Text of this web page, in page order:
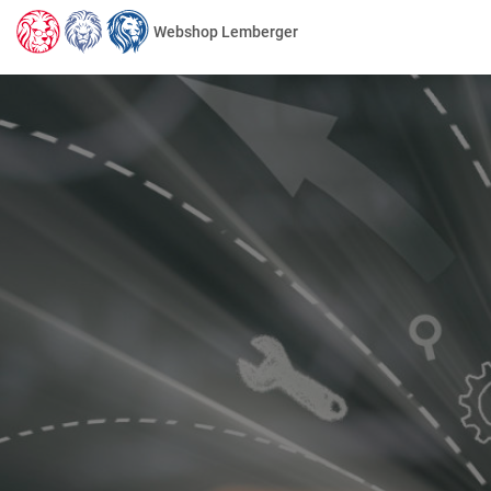
Webshop Lemberger